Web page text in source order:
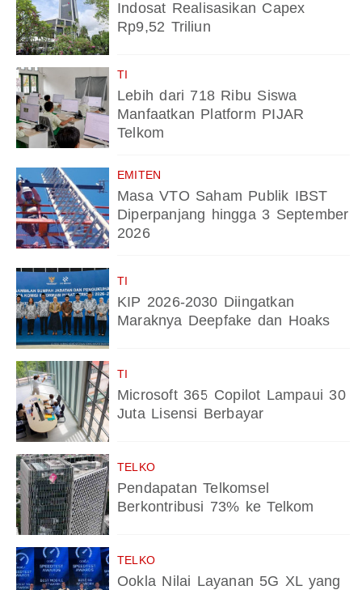
Indosat Realisasikan Capex
Rp9,52 Triliun
TI
Lebih dari 718 Ribu Siswa
Manfaatkan Platform PIJAR
Telkom
EMITEN
Masa VTO Saham Publik IBST
Diperpanjang hingga 3 September
2026
TI
KIP 2026-2030 Diingatkan
Maraknya Deepfake dan Hoaks
TI
Microsoft 365 Copilot Lampaui 30
Juta Lisensi Berbayar
TELKO
Pendapatan Telkomsel
Berkontribusi 73% ke Telkom
TELKO
Ookla Nilai Layanan 5G XL yang